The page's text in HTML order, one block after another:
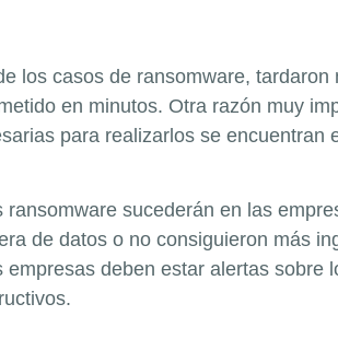
los casos de ransomware,
en minutos. Otra razón muy
para realizarlos se encuentran
sucederán en las
de datos o no consiguieron más
deben estar alertas sobre